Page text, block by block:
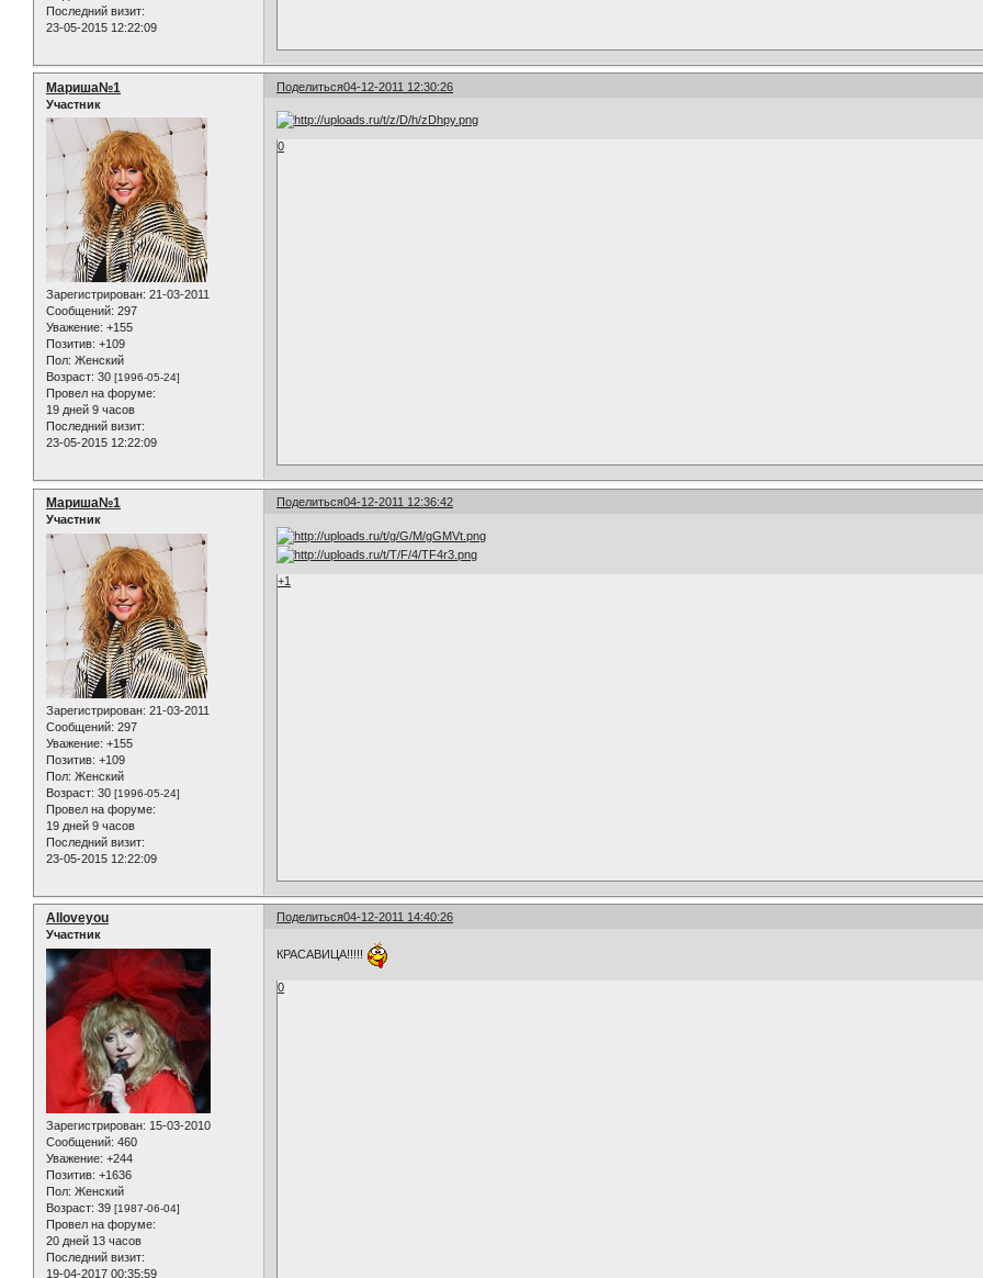
Последний визит:
23-05-2015 12:22:09
Поделиться04-12-2011 12:30:26
Мариша№1
Участник
Зарегистрирован: 21-03-2011
Сообщений: 297
Уважение: +155
Позитив: +109
Пол: Женский
Возраст: 30 [1996-05-24]
Провел на форуме:
19 дней 9 часов
Последний визит:
23-05-2015 12:22:09
0
Поделиться04-12-2011 12:36:42
Мариша№1
Участник
Зарегистрирован: 21-03-2011
Сообщений: 297
Уважение: +155
Позитив: +109
Пол: Женский
Возраст: 30 [1996-05-24]
Провел на форуме:
19 дней 9 часов
Последний визит:
23-05-2015 12:22:09
+1
Поделиться04-12-2011 14:40:26
Alloveyou
Участник
Зарегистрирован: 15-03-2010
Сообщений: 460
Уважение: +244
Позитив: +1636
Пол: Женский
Возраст: 39 [1987-06-04]
Провел на форуме:
20 дней 13 часов
Последний визит:
19-04-2017 00:35:59
КРАСАВИЦА!!!!!
0